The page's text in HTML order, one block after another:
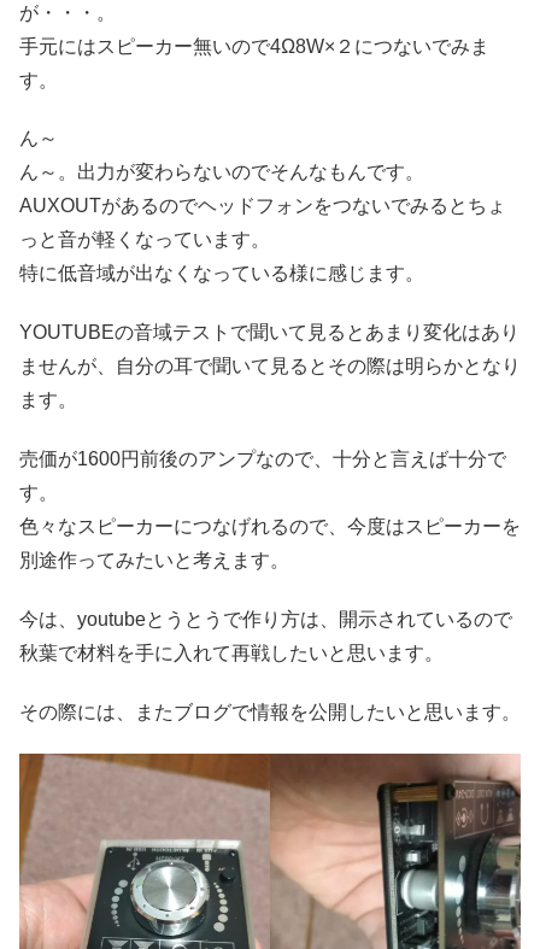
が・・・。
手元にはスピーカー無いので4Ω8W×２につないでみま
す。
ん～
ん～。出力が変わらないのでそんなもんです。
AUXOUTがあるのでヘッドフォンをつないでみるとちょ
っと音が軽くなっています。
特に低音域が出なくなっている様に感じます。
YOUTUBEの音域テストで聞いて見るとあまり変化はあり
ませんが、自分の耳で聞いて見るとその際は明らかとなり
ます。
売価が1600円前後のアンプなので、十分と言えば十分で
す。
色々なスピーカーにつなげれるので、今度はスピーカーを
別途作ってみたいと考えます。
今は、youtubeとうとうで作り方は、開示されているので
秋葉で材料を手に入れて再戦したいと思います。
その際には、またブログで情報を公開したいと思います。